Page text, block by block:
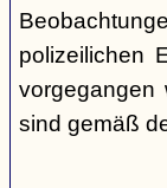
polizeilichen
vorgegangen
sind gemäß